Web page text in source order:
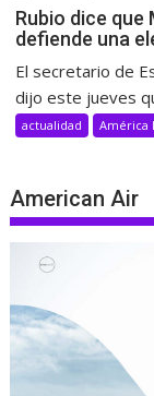
Rubio dice que
defiende una
El secretario de
dijo este jueves
actualidad América
American Air